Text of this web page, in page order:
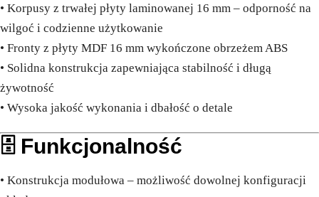
• Korpusy z trwałej płyty laminowanej 16 mm – odporność na
wilgoć i codzienne użytkowanie
• Fronty z płyty MDF 16 mm wykończone obrzeżem ABS
• Solidna konstrukcja zapewniająca stabilność i długą
żywotność
• Wysoka jakość wykonania i dbałość o detale
🗄️ Funkcjonalność
• Konstrukcja modułowa – możliwość dowolnej konfiguracji